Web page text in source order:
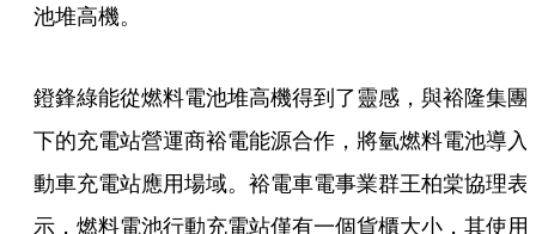
池堆高機。
鐙鋒綠能從燃料電池堆高機得到了靈感，與裕隆集團
下的充電站營運商裕電能源合作，將氫燃料電池導入
動車充電站應用場域。裕電車電事業群王柏棠協理表
示，燃料電池行動充電站僅有一個貨櫃大小，其使用